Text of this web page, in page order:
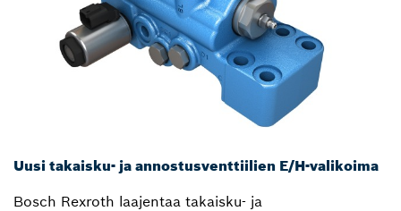
Uusi takaisku- ja annostusventtiilien E/H-valikoima
Bosch Rexroth laajentaa takaisku- ja